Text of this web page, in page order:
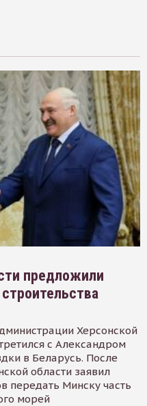
предложили
Херсонской
с Александром
в Беларусь. После
области заявил
передать Минску часть
морей